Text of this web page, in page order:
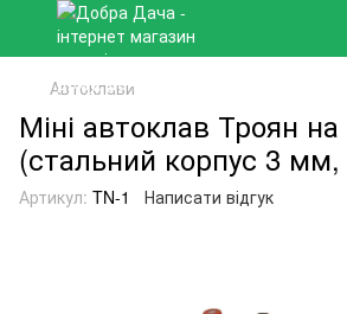
Автоклави
Міні автоклав Троян
(стальний корпус 3
Артикул: TN-1 Написати відгук